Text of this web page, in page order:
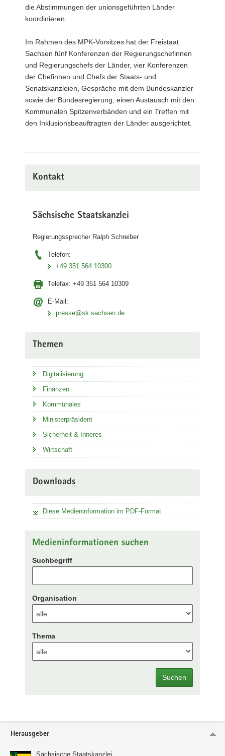
die Abstimmungen der unionsgeführten Länder
koordinieren.
Im Rahmen des MPK-Vorsitzes hat der Freistaat
Sachsen fünf Konferenzen der Regierungschefinnen
und Regierungschefs der Länder, vier Konferenzen
der Chefinnen und Chefs der Staats- und
Senatskanzleien, Gespräche mit dem Bundeskanzler
sowie der Bundesregierung, einen Austausch mit den
Kommunalen Spitzenverbänden und ein Treffen mit
den Inklusionsbeauftragten der Länder ausgerichtet.
Kontakt
Sächsische Staatskanzlei
Regierungssprecher Ralph Schreiber
Telefon:
+49 351 564 10300
Telefax: +49 351 564 10309
E-Mail:
presse@sk.sachsen.de
Themen
Digitalisierung
Finanzen
Kommunales
Ministerpräsident
Sicherheit & Inneres
Wirtschaft
Downloads
Diese Medieninformation im PDF-Format
Medieninformationen suchen
Suchbegriff
Organisation
Thema
Suchen
Footer-
Herausgeber
Sächsische Staatskanzlei